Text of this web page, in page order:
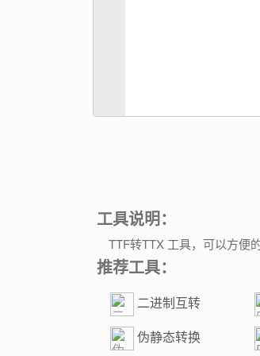
工具说明：
TTF转TTX 工具，可以方便
推荐工具：
二进制互转
伪静态转换